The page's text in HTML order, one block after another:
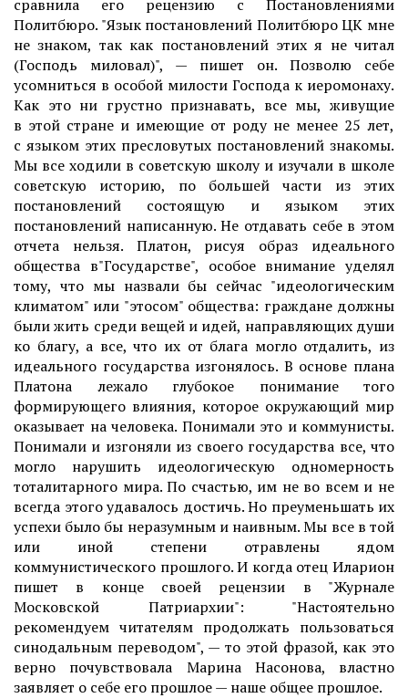
сравнила его рецензию с Постановлениями
Политбюро. "Язык постановлений Политбюро ЦК мне
не знаком, так как постановлений этих я не читал
(Господь миловал)", — пишет он. Позволю себе
усомниться в особой милости Господа к иеромонаху.
Как это ни грустно признавать, все мы, живущие
в этой стране и имеющие от роду не менее 25 лет,
с языком этих пресловутых постановлений знакомы.
Мы все ходили в советскую школу и изучали в школе
советскую историю, по большей части из этих
постановлений состоящую и языком этих
постановлений написанную. Не отдавать себе в этом
отчета нельзя. Платон, рисуя образ идеального
общества в"Государстве", особое внимание уделял
тому, что мы назвали бы сейчас "идеологическим
климатом" или "этосом" общества: граждане должны
были жить среди вещей и идей, направляющих души
ко благу, а все, что их от блага могло отдалить, из
идеального государства изгонялось. В основе плана
Платона лежало глубокое понимание того
формирующего влияния, которое окружающий мир
оказывает на человека. Понимали это и коммунисты.
Понимали и изгоняли из своего государства все, что
могло нарушить идеологическую одномерность
тоталитарного мира. По счастью, им не во всем и не
всегда этого удавалось достичь. Но преуменьшать их
успехи было бы неразумным и наивным. Мы все в той
или иной степени отравлены ядом
коммунистического прошлого. И когда отец Иларион
пишет в конце своей рецензии в "Журнале
Московской Патриархии": "Настоятельно
рекомендуем читателям продолжать пользоваться
синодальным переводом", — то этой фразой, как это
верно почувствовала Марина Насонова, властно
заявляет о себе его прошлое — наше общее прошлое.